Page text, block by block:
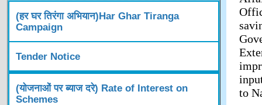
(हर घर तिरंगा अभियान)Har Ghar Tiranga
Campaign
Tender Notice
(योजनाओं पर ब्याज दरे) Rate of Interest on
Schemes
to